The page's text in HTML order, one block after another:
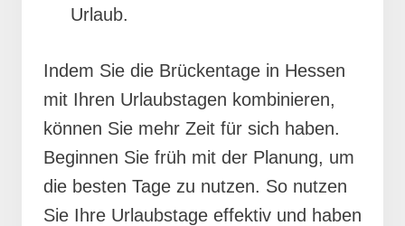
Urlaub.
Indem Sie die Brückentage in Hessen
mit Ihren Urlaubstagen kombinieren,
können Sie mehr Zeit für sich haben.
Beginnen Sie früh mit der Planung, um
die besten Tage zu nutzen. So nutzen
Sie Ihre Urlaubstage effektiv und haben